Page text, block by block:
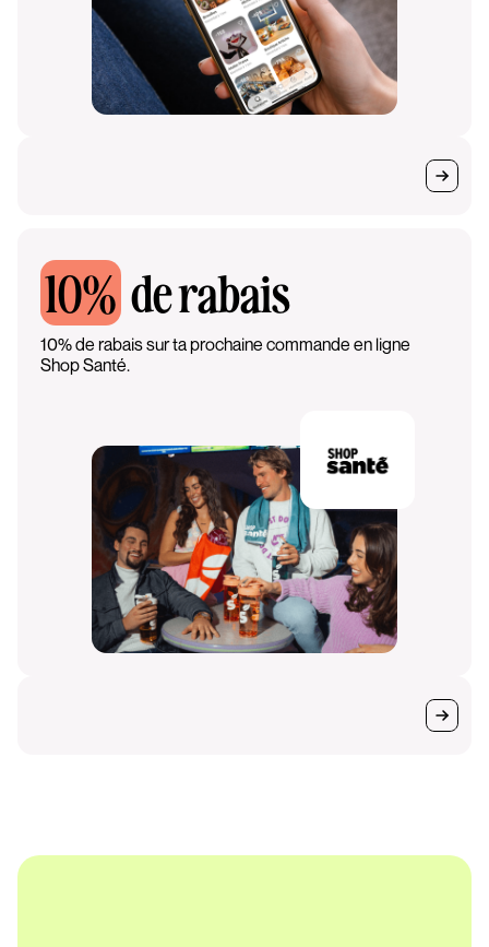
10% de rabais
10% de rabais sur ta prochaine commande en ligne
Shop Santé.